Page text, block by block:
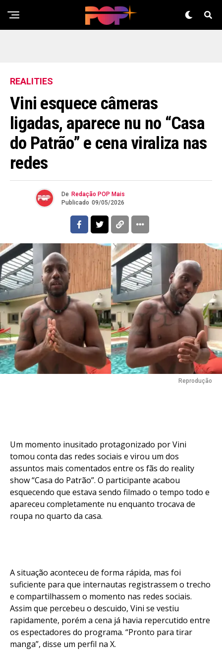
REALITIES
Vini esquece câmeras
ligadas, aparece nu no “Casa
do Patrão” e cena viraliza nas
redes
De Redação POP Mais
Publicado 09/05/2026
Reprodução
Um momento inusitado protagonizado por Vini
tomou conta das redes sociais e virou um dos
assuntos mais comentados entre os fãs do reality
show “Casa do Patrão”. O participante acabou
esquecendo que estava sendo filmado o tempo todo e
apareceu completamente nu enquanto trocava de
roupa no quarto da casa.
A situação aconteceu de forma rápida, mas foi
suficiente para que internautas registrassem o trecho
e compartilhassem o momento nas redes sociais.
Assim que percebeu o descuido, Vini se vestiu
rapidamente, porém a cena já havia repercutido entre
os espectadores do programa. “Pronto para tirar
manga”, disse um perfil na X.